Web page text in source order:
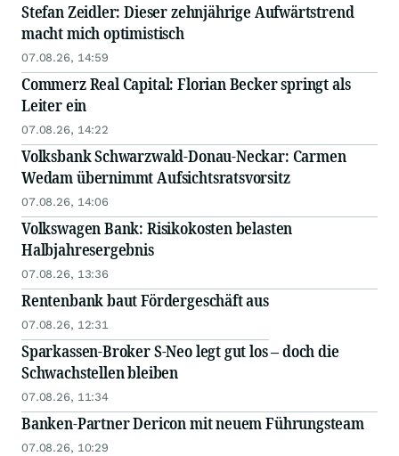
Stefan Zeidler: Dieser zehnjährige Aufwärtstrend
macht mich optimistisch
07.08.26, 14:59
Commerz Real Capital: Florian Becker springt als
Leiter ein
07.08.26, 14:22
Volksbank Schwarzwald-Donau-Neckar: Carmen
Wedam übernimmt Aufsichtsratsvorsitz
07.08.26, 14:06
Volkswagen Bank: Risikokosten belasten
Halbjahresergebnis
07.08.26, 13:36
Rentenbank baut Fördergeschäft aus
07.08.26, 12:31
Sparkassen-Broker S-Neo legt gut los – doch die
Schwachstellen bleiben
07.08.26, 11:34
Banken-Partner Dericon mit neuem Führungsteam
07.08.26, 10:29